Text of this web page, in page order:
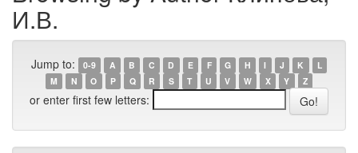
И.В.
Jump to: 0-9 A B C D E F G H I J K
L
M
N O P Q R S T U V W X Y Z
or enter first few letters: